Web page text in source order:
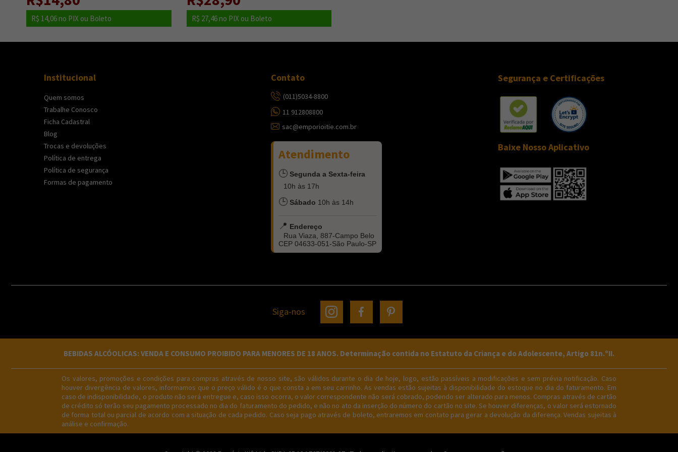
R$ 14,06 no PIX ou Boleto
lim
R$ 27,46no PIX ou Boleto
Institucional
Quem somos
Trabalhe Conosco
Ficha Cadastral
Blog
Trocas e devoluções
Política de entrega
Política de segurança
Formas de pagamento
Contato
(011)5034-8800
11 912808800
sac@emporioitie.com.br
Atendimento
🕒 Segunda a Sexta-feira
10h às 17h
🕒 Sábado 10h às 14h
📍 Endereço
Rua Viaza, 887-Campo Belo
CEP 04633-051-São Paulo-SP
Segurança e Certificações
Baixe Nosso Aplicativo
Siga-nos
BEBIDAS ALCÓOLICAS: VENDA E CONSUMO PROIBIDO PARA MENORES DE 18 ANOS. Determinação contida no Estatuto da Criança e do Adolescente, Artigo 81n.ºII.
Os valores, promoções e condições para compras através de nosso site, são válidos durante o dia de hoje, logo, estão passíveis a modificações e sem prévia notificação. Caso
houver divergência de valores, informamos que o preço válido é o que consta a em seu carrinho. As vendas estão sujeitas à disponibilidade do estoque no dia do faturamento. Em
caso de indisponibilidade, o produto não será entregue e, caso isso ocorra, o valor correspondente não será cobrado, podendo ser alterado para menos. Compras através de cartão
de crédito só terão seu pagamento processado no dia do faturamento do pedido, e não no ato da inserção do número do cartão no site. Se houver diferenças, o valor será estornado
de forma total ou parcial de acordo com a situação de cada pedido. Caso seja pago através de boleto, entraremos em contato para gerar a devolução da diferença. Vendas sujeitas à
análise e confirmação.